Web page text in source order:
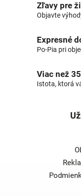
Zľavy pre
Objavte
Expresné
Po-Pia pri
Viac než
Istota, ktorá